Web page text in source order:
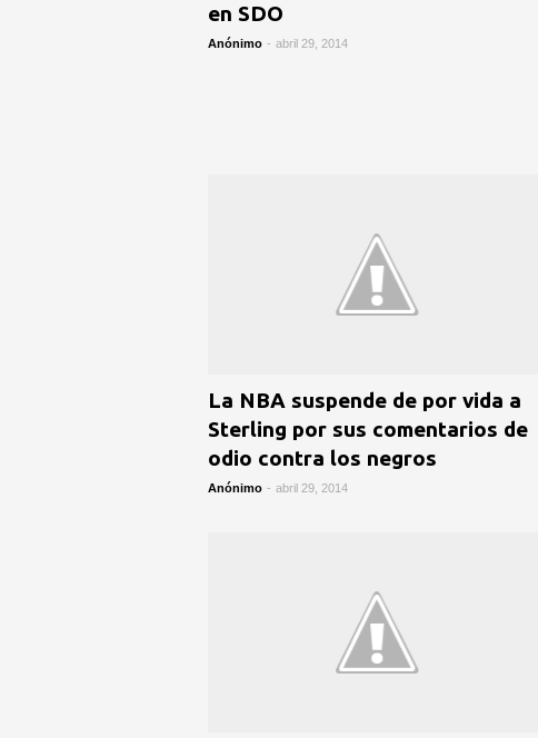
en SDO
Anónimo - abril 29, 2014
La NBA suspende de por vida a
Sterling por sus comentarios de
odio contra los negros
Anónimo - abril 29, 2014